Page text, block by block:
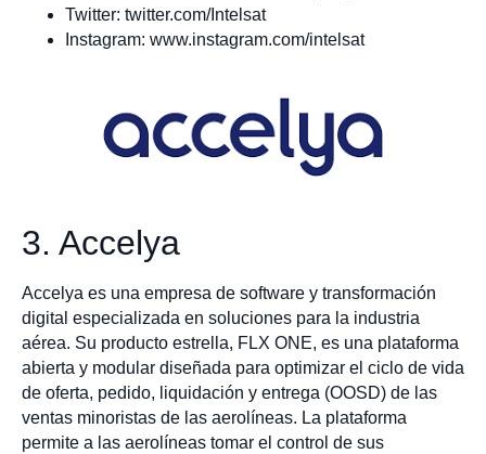
Twitter: twitter.com/Intelsat
Instagram: www.instagram.com/intelsat
3. Accelya
Accelya es una empresa de software y transformación
digital especializada en soluciones para la industria
aérea. Su producto estrella, FLX ONE, es una plataforma
abierta y modular diseñada para optimizar el ciclo de vida
de oferta, pedido, liquidación y entrega (OOSD) de las
ventas minoristas de las aerolíneas. La plataforma
permite a las aerolíneas tomar el control de sus